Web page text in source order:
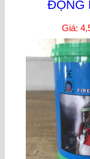
ĐỘNG
Giá: